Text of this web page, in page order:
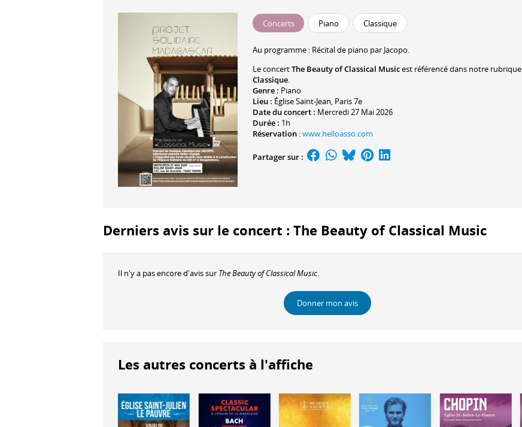
Concerts Piano Classique
Au programme : Récital de piano par Jacopo.
Le concertThe Beauty of Classical Musicest référencé dans notre rubrique
Classique.
Genre : Piano
Lieu : Église Saint-Jean, Paris 7e
Date du concert : Mercredi 27 Mai 2026
Durée : 1h
Réservation :www.helloasso.com
Partager sur :
Derniers avis sur le concert : The Beauty of Classical Music
Il n'y a pas encore d'avis sur The Beauty of Classical Music
Donner mon avis
Les autres concerts à l'affiche